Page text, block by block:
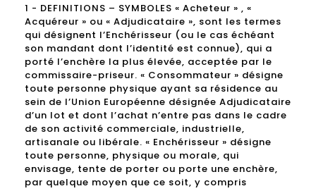
1 - DEFINITIONS – SYMBOLES « Acheteur » , «
Acquéreur » ou « Adjudicataire », sont les termes
qui désignent l’Enchérisseur (ou le cas échéant
son mandant dont l’identité est connue), qui a
porté l’enchère la plus élevée, acceptée par le
commissaire-priseur. « Consommateur » désigne
toute personne physique ayant sa résidence au
sein de l’Union Européenne désignée Adjudicataire
d’un lot et dont l’achat n’entre pas dans le cadre
de son activité commerciale, industrielle,
artisanale ou libérale. « Enchérisseur » désigne
toute personne, physique ou morale, qui
envisage, tente de porter ou porte une enchère,
par quelque moyen que ce soit, y compris